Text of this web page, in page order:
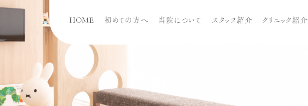
HOME 初めての⽅へ 当院について スタッフ紹介 クリニック紹介